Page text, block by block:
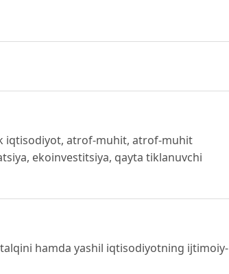
iqtisodiyot, atrof-muhit, atrof-muhit
ekoinvestitsiya, qayta tiklanuvchi
hamda yashil iqtisodiyotning ijtimoiy-